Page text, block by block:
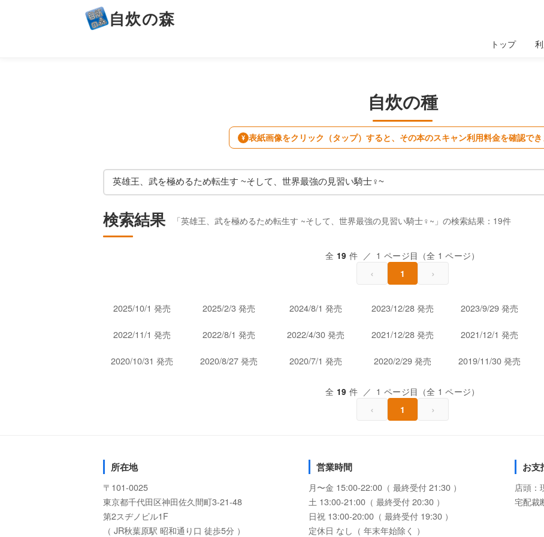
自炊の森
トップ
自炊の種
¥ 表紙画像をクリック（タップ）すると、その本のスキャン利用料金を確認でき
検索結果 「英雄王、武を極めるため転生す ~そして、世界最強の見習い騎士♀~」の検索結果：19件
全 19 件 ／ 1 ページ目（全 1 ページ）
‹ 1 ›
2025/10/1 発売 2025/2/3 発売 2024/8/1 発売 2023/12/28 発売 2023/9/29 発売
2022/11/1 発売 2022/8/1 発売 2022/4/30 発売 2021/12/28 発売 2021/12/1 発売
2020/10/31 発売 2020/8/27 発売 2020/7/1 発売 2020/2/29 発売 2019/11/30 発売
全 19 件 ／ 1 ページ目（全 1 ページ）
‹ 1 ›
所在地
〒101-0025
東京都千代田区神田佐久間町3-21-48
第2スヂノビル1F
（ JR秋葉原駅 昭和通り口 徒歩5分 ）
営業時間
月〜金 15:00-22:00（ 最終受付 21:30 ）
土 13:00-21:00（ 最終受付 20:30 ）
日祝 13:00-20:00（ 最終受付 19:30 ）
定休日 なし（ 年末年始除く ）
お支
店頭：
宅配裁